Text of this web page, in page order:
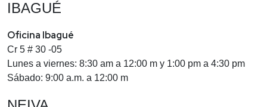
IBAGUÉ
Oficina Ibagué
Cr 5 # 30 -05
Lunes a viernes: 8:30 am a 12:00 m y 1:00 pm a 4:30 pm
Sábado: 9:00 a.m. a 12:00 m